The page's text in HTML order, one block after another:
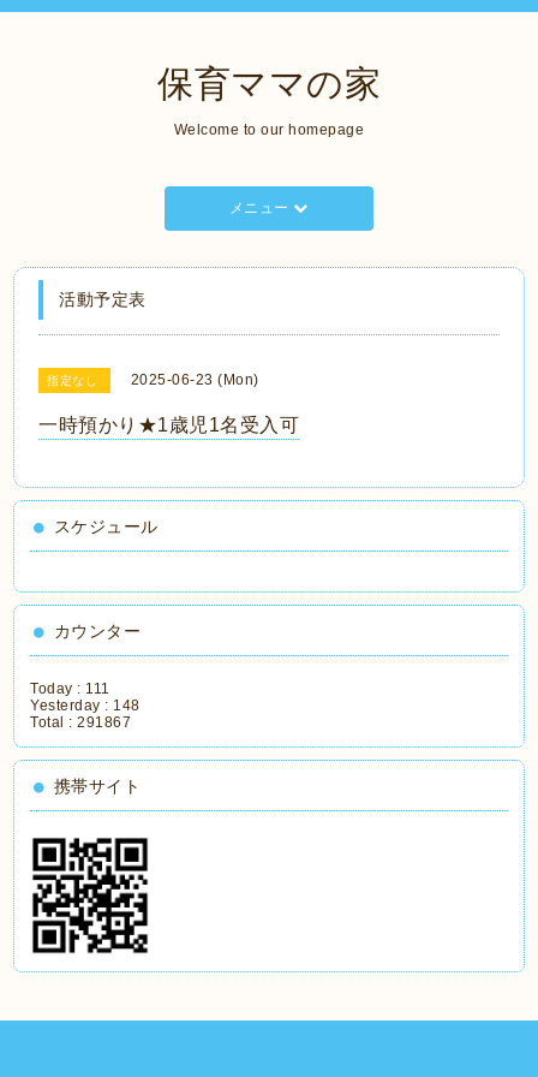
保育ママの家
Welcome to our homepage
メニュー
活動予定表
指定なし 2025-06-23 (Mon)
一時預かり★1歳児1名受入可
スケジュール
カウンター
Today : 111
Yesterday : 148
Total :291867
携帯サイト